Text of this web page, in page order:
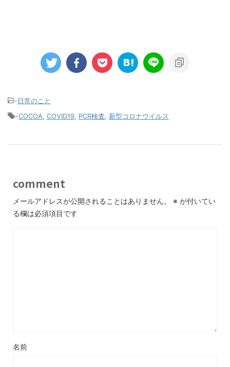
-日常のこと
-COCOA, COVID19, PCR検査, 新型コロナウイルス
comment
メールアドレスが公開されることはありません。 ※ が付いてい
る欄は必須項目です
名前